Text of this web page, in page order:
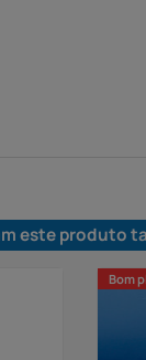
este produto
Bom